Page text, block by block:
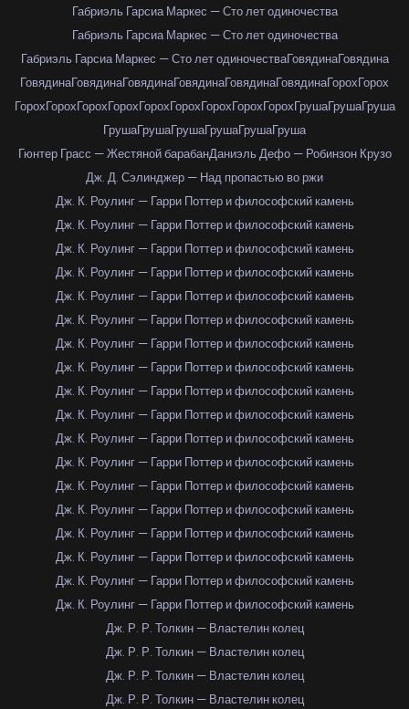
Габриэль Гарсиа Маркес — Сто лет одиночества
Габриэль Гарсиа Маркес — Сто лет одиночества
Габриэль Гарсиа Маркес — Сто лет одиночестваГовядинаГовядина
ГовядинаГовядинаГовядинаГовядинаГовядинаГовядинаГорохГорох
ГорохГорохГорохГорохГорохГорохГорохГорохГорохГрушаГрушаГруша
ГрушаГрушаГрушаГрушаГрушаГруша
Гюнтер Грасс — Жестяной барабанДаниэль Дефо — Робинзон Крузо
Дж. Д. Сэлинджер — Над пропастью во ржи
Дж. К. Роулинг — Гарри Поттер и философский камень
Дж. К. Роулинг — Гарри Поттер и философский камень
Дж. К. Роулинг — Гарри Поттер и философский камень
Дж. К. Роулинг — Гарри Поттер и философский камень
Дж. К. Роулинг — Гарри Поттер и философский камень
Дж. К. Роулинг — Гарри Поттер и философский камень
Дж. К. Роулинг — Гарри Поттер и философский камень
Дж. К. Роулинг — Гарри Поттер и философский камень
Дж. К. Роулинг — Гарри Поттер и философский камень
Дж. К. Роулинг — Гарри Поттер и философский камень
Дж. К. Роулинг — Гарри Поттер и философский камень
Дж. К. Роулинг — Гарри Поттер и философский камень
Дж. К. Роулинг — Гарри Поттер и философский камень
Дж. К. Роулинг — Гарри Поттер и философский камень
Дж. К. Роулинг — Гарри Поттер и философский камень
Дж. К. Роулинг — Гарри Поттер и философский камень
Дж. К. Роулинг — Гарри Поттер и философский камень
Дж. К. Роулинг — Гарри Поттер и философский камень
Дж. Р. Р. Толкин — Властелин колец
Дж. Р. Р. Толкин — Властелин колец
Дж. Р. Р. Толкин — Властелин колец
Дж. Р. Р. Толкин — Властелин колец